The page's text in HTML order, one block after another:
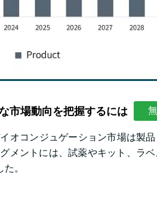
市場動向を把握するには
オコンジュゲーション市場は製
メントには、試薬やキット、ラ
。